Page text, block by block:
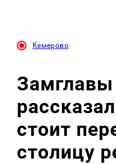
Кемерово
стоит
столицу